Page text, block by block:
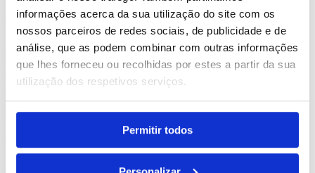
informações acerca da sua utilização do site com os
nossos parceiros de redes sociais, de publicidade e de
análise, que as podem combinar com outras informações
que lhes forneceu ou recolhidas por estes a partir da sua
utilização dos respetivos serviços.
Permitir todos
desde 0.25€
Comprar
Emil
REF. BI-PS-98111